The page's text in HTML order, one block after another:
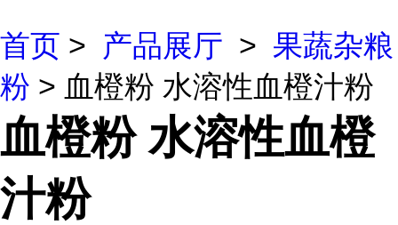
首页 > 产品展厅 > 果蔬杂粮
粉 > 血橙粉 水溶性血橙汁粉
血橙粉 水溶性血橙
汁粉